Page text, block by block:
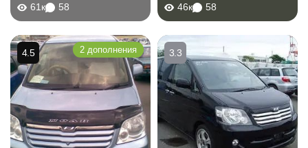
61к
58
46к
58
4.5 2 дополнения 3.3